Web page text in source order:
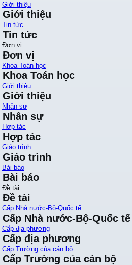
Giới thiệu
Giới thiệu
Tin tức
Tin tức
Đơn vị
Đơn vị
Khoa Toán học
Khoa Toán học
Giới thiệu
Giới thiệu
Nhân sự
Nhân sự
Hợp tác
Hợp tác
Giáo trình
Giáo trình
Bài báo
Bài báo
Đề tài
Đề tài
Cấp Nhà nước-Bộ-Quốc tế
Cấp Nhà nước-Bộ-Quốc tế
Cấp địa phương
Cấp địa phương
Cấp Trường của cán bộ
Cấp Trường của cán bộ